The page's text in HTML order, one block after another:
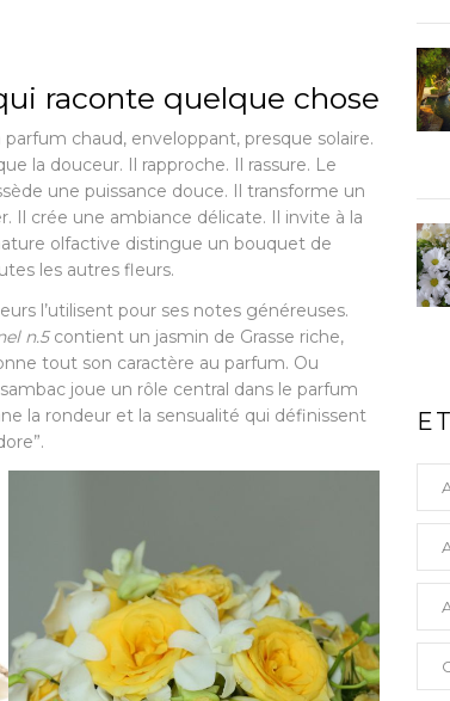
raconte quelque chose
chaud, enveloppant, presque solaire.
la douceur. Il rapproche. Il rassure. Le
une puissance douce. Il transforme un
Il crée une ambiance délicate. Il invite à la
olfactive distingue un bouquet de
les autres fleurs.
l’utilisent pour ses notes généreuses.
n.5contient un jasmin de Grasse riche,
tout son caractère au parfum. Ou
joue un rôle central dans le parfum
la rondeur et la sensualité qui définissent